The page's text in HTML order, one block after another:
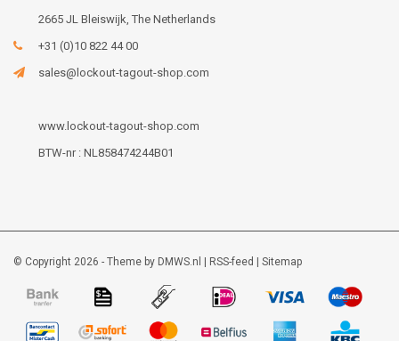
2665 JL Bleiswijk, The Netherlands
+31 (0)10 822 44 00
sales@lockout-tagout-shop.com
www.lockout-tagout-shop.com
BTW-nr : NL858474244B01
© Copyright 2026 - Theme by DMWS.nl RSS-feed Sitemap